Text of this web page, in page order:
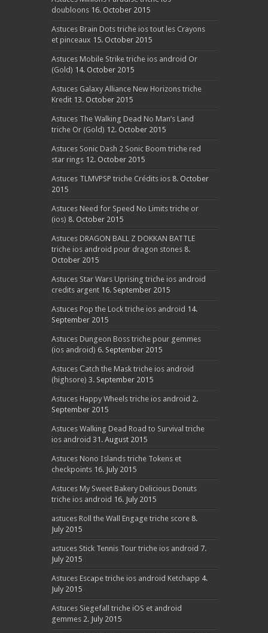
doubloons 16. October 2015
Astuces Brain Dots triche ios tout les Crayons
et pinceaux 15. October 2015
Astuces Mobile Strike triche ios android Or
(Gold) 14. October 2015
Astuces Galaxy Alliance New Horizons triche
Kredit 13. October 2015
Astuces The Walking Dead No Man’s Land
triche Or (Gold) 12. October 2015
Astuces Sonic Dash 2 Sonic Boom triche red
star rings 12. October 2015
Astuces TLMVPSP triche Crédits ios 8. October
2015
Astuces Need for Speed No Limits triche or
(ios) 8. October 2015
Astuces DRAGON BALL Z DOKKAN BATTLE
triche ios android pour dragon stones 8.
October 2015
Astuces Star Wars Uprising triche ios android
credits argent 16. September 2015
Astuces Pop the Lock triche ios android 14.
September 2015
Astuces Dungeon Boss triche pour gemmes
(ios android) 6. September 2015
Astuces Сatch the Mask triche ios android
(highsore) 3. September 2015
Astuces Happy Wheels triche ios android 2.
September 2015
Astuces Walking Dead Road to Survival triche
ios android 31. August 2015
Astuces Nono Islands triche Tokens et
checkpoints 16. July 2015
Astuces My Sweet Bakery Delicious Donuts
triche ios android 16. July 2015
astuces Roll the Wall Engage triche score 8.
July 2015
astuces Stick Tennis Tour triche ios android 7.
July 2015
Astuces Escape triche ios android Ketchapp 4.
July 2015
Astuces Siegefall triche iOS et android
gemmes 2. July 2015